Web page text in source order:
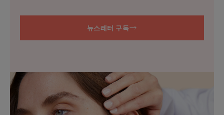
뉴스레터 구독